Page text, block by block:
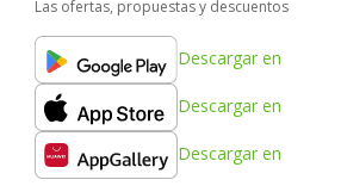
Las ofertas, propuestas y descuentos
Descargar en
Descargar en
Descargar en